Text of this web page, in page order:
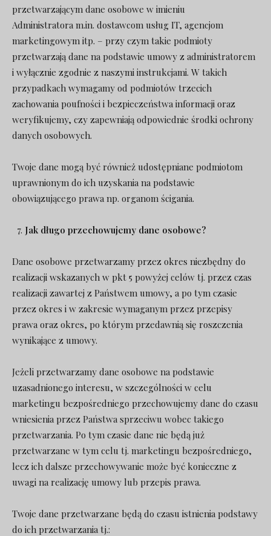
przetwarzającym dane osobowe w imieniu
Administratora m.in. dostawcom usług IT, agencjom
marketingowym itp. – przy czym takie podmioty
przetwarzają dane na podstawie umowy z administratorem
i wyłącznie zgodnie z naszymi instrukcjami. W takich
przypadkach wymagamy od podmiotów trzecich
zachowania poufności i bezpieczeństwa informacji oraz
weryfikujemy, czy zapewniają odpowiednie środki ochrony
danych osobowych.
Twoje dane mogą być również udostępniane podmiotom
uprawnionym do ich uzyskania na podstawie
obowiązującego prawa np. organom ścigania.
Jak długo przechowujemy dane osobowe?
Dane osobowe przetwarzamy przez okres niezbędny do
realizacji wskazanych w pkt 5 powyżej celów tj. przez czas
realizacji zawartej z Państwem umowy, a po tym czasie
przez okres i w zakresie wymaganym przez przepisy
prawa oraz okres, po którym przedawnią się roszczenia
wynikające z umowy.
Jeżeli przetwarzamy dane osobowe na podstawie
uzasadnionego interesu, w szczególności w celu
marketingu bezpośredniego przechowujemy dane do czasu
wniesienia przez Państwa sprzeciwu wobec takiego
przetwarzania. Po tym czasie dane nie będą już
przetwarzane w tym celu tj. marketingu bezpośredniego,
lecz ich dalsze przechowywanie może być konieczne z
uwagi na realizację umowy lub przepis prawa.
Twoje dane przetwarzane będą do czasu istnienia podstawy
do ich przetwarzania tj.: